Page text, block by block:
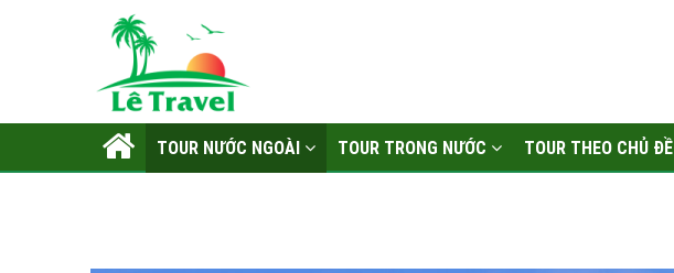
TOUR NƯỚC NGOÀI TOUR TRONG NƯỚC TOUR THEO CHỦ ĐỀ